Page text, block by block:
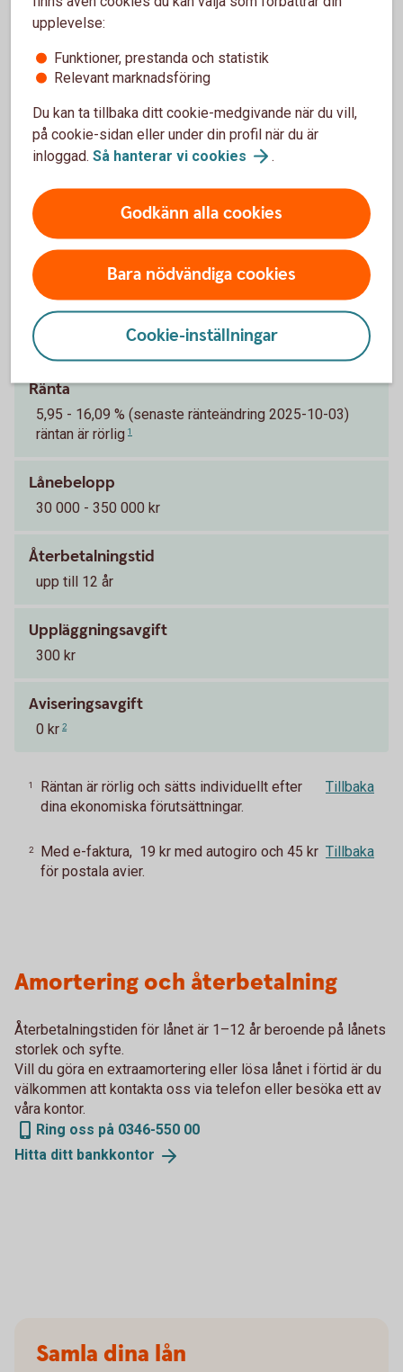
studiemedel eller liknande. Det ska finnas utrymme
förknippade med lånet. Du får inte ha några
Vad får jag för ränta?
Räntan är rörlig och mellan 5,95 - 16,09 % (senaste
ränteändring 2025-10-03) och sätts individuellt
Pris och ränta Privatlån
Ränta
5,95 - 16,09 % (senaste ränteändring 2025-10-03)
räntan är rörlig 1
Lånebelopp
30 000 - 350 000 kr
Återbetalningstid
upp till 12 år
Uppläggningsavgift
300 kr
Aviseringsavgift
0 kr 2
1
Räntan är rörlig och sätts individuellt efter
dina ekonomiska förutsättningar.
Tillbaka
2
Med e-faktura, 19 kr med autogiro och 45 kr
för postala avier.
Tillbaka
Amortering och återbetalning
Återbetalningstiden för lånet är 1–12 år beroende på lånets
storlek och syfte.
Vill du göra en extraamortering eller lösa lånet i förtid är du
välkommen att kontakta oss via telefon eller besöka ett av
våra kontor.
Ring oss på 0346-550 00
Hitta ditt bankkontor
Samla dina lån
upplevelse:
Funktioner, prestanda och statistik
Relevant marknadsföring
Du kan ta tillbaka ditt cookie-medgivande när du vill,
på cookie-sidan eller under din profil när du är
inloggad. Så hanterar vi cookies .
Godkänn alla cookies
Bara nödvändiga cookies
Cookie-inställningar